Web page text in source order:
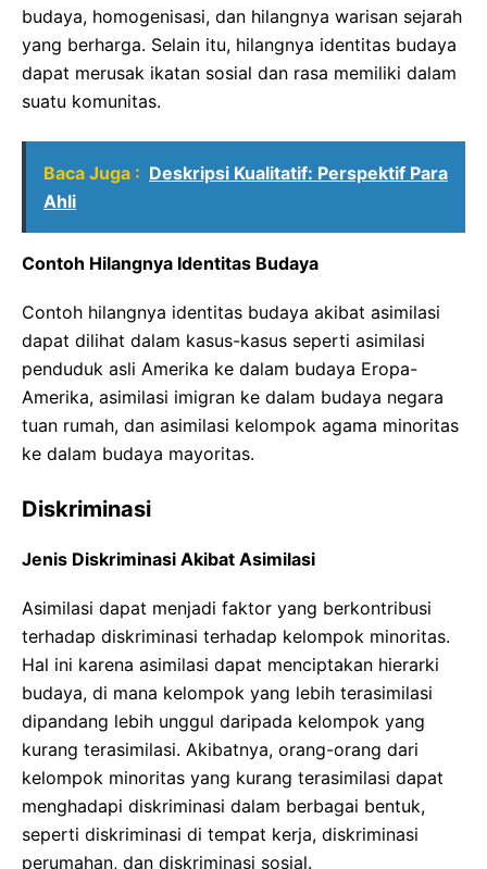
budaya, homogenisasi, dan hilangnya warisan sejarah
yang berharga. Selain itu, hilangnya identitas budaya
dapat merusak ikatan sosial dan rasa memiliki dalam
suatu komunitas.
Baca Juga : Deskripsi Kualitatif: Perspektif Para
Ahli
Contoh Hilangnya Identitas Budaya
Contoh hilangnya identitas budaya akibat asimilasi
dapat dilihat dalam kasus-kasus seperti asimilasi
penduduk asli Amerika ke dalam budaya Eropa-
Amerika, asimilasi imigran ke dalam budaya negara
tuan rumah, dan asimilasi kelompok agama minoritas
ke dalam budaya mayoritas.
Diskriminasi
Jenis Diskriminasi Akibat Asimilasi
Asimilasi dapat menjadi faktor yang berkontribusi
terhadap diskriminasi terhadap kelompok minoritas.
Hal ini karena asimilasi dapat menciptakan hierarki
budaya, di mana kelompok yang lebih terasimilasi
dipandang lebih unggul daripada kelompok yang
kurang terasimilasi. Akibatnya, orang-orang dari
kelompok minoritas yang kurang terasimilasi dapat
menghadapi diskriminasi dalam berbagai bentuk,
seperti diskriminasi di tempat kerja, diskriminasi
perumahan, dan diskriminasi sosial.